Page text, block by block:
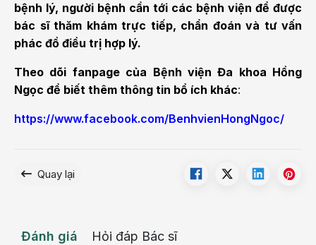
bệnh lý, người bệnh cần tới các bệnh viện để được
bác sĩ thăm khám trực tiếp, chẩn đoán và tư vấn
phác đồ điều trị hợp lý.
Theo dõi fanpage của Bệnh viện Đa khoa Hồng
Ngọc để biết thêm thông tin bổ ích khác:
https://www.facebook.com/BenhvienHongNgoc/
Quay lại
Đánh giá Hỏi đáp Bác sĩ